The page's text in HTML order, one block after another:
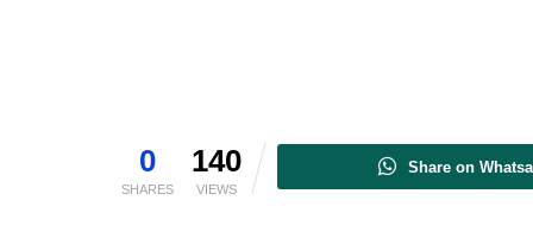
0
SHARES
140
VIEWS
Share on